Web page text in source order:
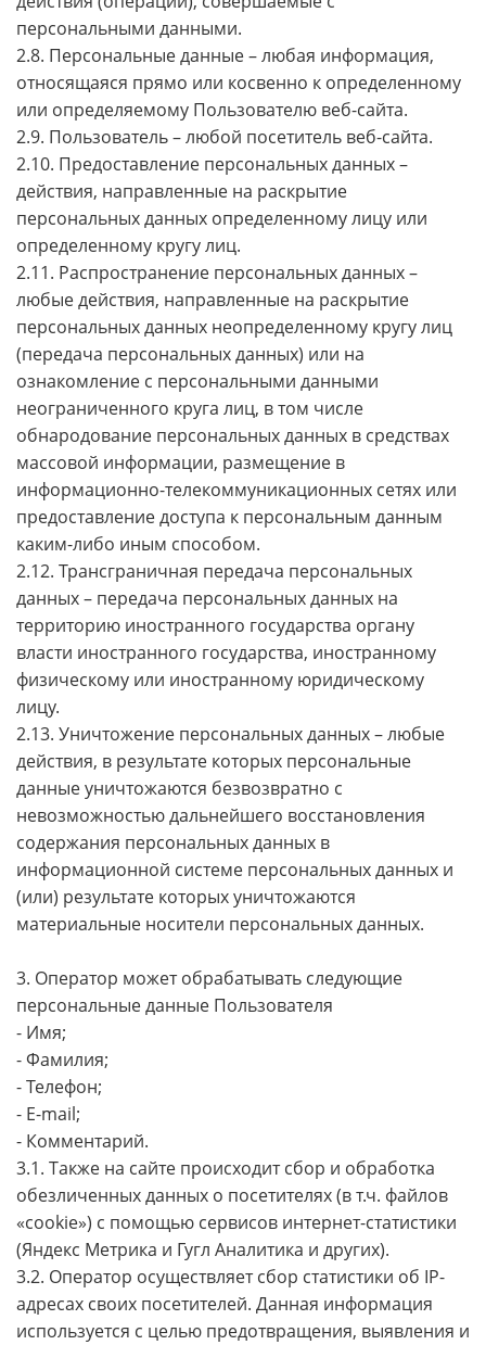
персональными данными.
2.8. Персональные данные – любая информация,
относящаяся прямо или косвенно к определенному
или определяемому Пользователю веб-сайта.
2.9. Пользователь – любой посетитель веб-сайта.
2.10. Предоставление персональных данных –
действия, направленные на раскрытие
персональных данных определенному лицу или
определенному кругу лиц.
2.11. Распространение персональных данных –
любые действия, направленные на раскрытие
персональных данных неопределенному кругу лиц
(передача персональных данных) или на
ознакомление с персональными данными
неограниченного круга лиц, в том числе
обнародование персональных данных в средствах
массовой информации, размещение в
информационно-телекоммуникационных сетях или
предоставление доступа к персональным данным
каким-либо иным способом.
2.12. Трансграничная передача персональных
данных – передача персональных данных на
территорию иностранного государства органу
власти иностранного государства, иностранному
физическому или иностранному юридическому
лицу.
2.13. Уничтожение персональных данных – любые
действия, в результате которых персональные
данные уничтожаются безвозвратно с
невозможностью дальнейшего восстановления
содержания персональных данных в
информационной системе персональных данных и
(или) результате которых уничтожаются
материальные носители персональных данных.
3. Оператор может обрабатывать следующие
персональные данные Пользователя
- Имя;
- Фамилия;
- Телефон;
- E-mail;
- Комментарий.
3.1. Также на сайте происходит сбор и обработка
обезличенных данных о посетителях (в т.ч. файлов
«cookie») с помощью сервисов интернет-статистики
(Яндекс Метрика и Гугл Аналитика и других).
3.2. Оператор осуществляет сбор статистики об IP-
адресах своих посетителей. Данная информация
используется с целью предотвращения, выявления и